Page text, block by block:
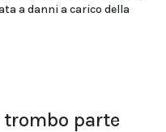
a danni a carico della
parte